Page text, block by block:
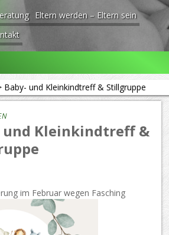
Eltern werden – Eltern sein
Baby- und Kleinkindtreff & Stillgruppe
und Kleinkindtreff &
im Februar wegen Fasching